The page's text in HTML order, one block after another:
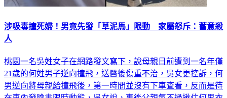
涉吸毒撞死婦！男竟先發「草泥馬」限動 家屬怒斥：蓄意殺
人
桃園一名吳姓女子在網路發文寫下，說母親日前遭到一名年僅
21歲的何姓男子逆向撞飛，送醫後傷重不治，吳女更控訴，何
男逆向將母親給撞飛後，第一時間並沒有下車查看，反而是待